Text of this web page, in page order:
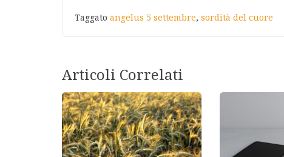
Taggato angelus 5 settembre, sordità del cuore
Articoli Correlati